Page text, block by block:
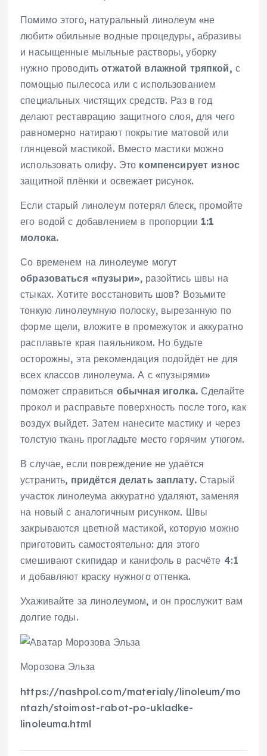
Помимо этого, натуральный линолеум «не
любит» обильные водные процедуры, абразивы
и насыщенные мыльные растворы, уборку
нужно проводитьотжатой влажной тряпкой, с
помощью пылесоса или с использованием
специальных чистящих средств. Раз в год
делают реставрацию защитного слоя, для чего
равномерно натирают покрытие матовой или
глянцевой мастикой. Вместо мастики можно
использовать олифу. Это компенсирует износ
защитной плёнки и освежает рисунок.
Если старый линолеум потерял блеск, промойте
его водой с добавлением в пропорции 1:1
молока.
Со временем на линолеуме могут
образоваться «пузыри», разойтись швы на
стыках. Хотите восстановить шов? Возьмите
тонкую линолеумную полоску, вырезанную по
форме щели, вложите в промежуток и аккуратно
расплавьте края паяльником. Но будьте
осторожны, эта рекомендация подойдёт не для
всех классов линолеума. А с «пузырями»
поможет справиться обычная иголка.Сделайте
прокол и расправьте поверхность после того, как
воздух выйдет. Затем нанесите мастику и через
толстую ткань прогладьте место горячим утюгом.
В случае, если повреждение не удаётся
устранить, придётся делать заплату. Старый
участок линолеума аккуратно удаляют, заменяя
на новый с аналогичным рисунком. Швы
закрываются цветной мастикой, которую можно
приготовить самостоятельно: для этого
смешивают скипидар и канифоль в расчёте 4:1
и добавляют краску нужного оттенка.
Ухаживайте за линолеумом, и он прослужит вам
долгие годы.
Морозова Эльза
https://nashpol.com/materialy/linoleum/mo
ntazh/stoimost-rabot-po-ukladke-
linoleuma.html